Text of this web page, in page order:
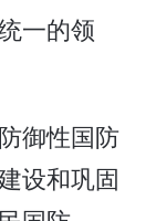
一的领
御性国防
设和巩固